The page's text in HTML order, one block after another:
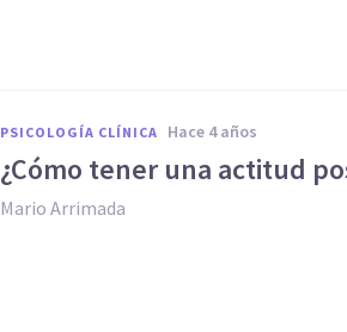
PSICOLOGÍA CLÍNICA hace 4 años
¿Cómo tener una actitud
Mario Arrimada